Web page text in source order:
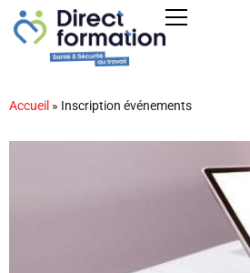
Accueil » Inscription événements